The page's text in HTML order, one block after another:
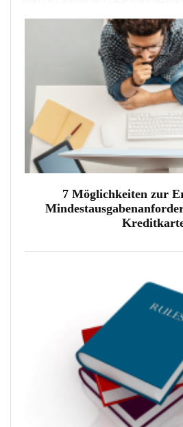
7 Möglichkeiten zur